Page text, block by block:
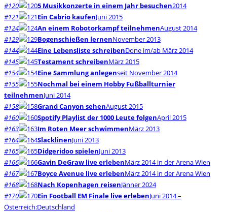
#120
5 Musikkonzerte in einem Jahr besuchen2014
#121
Ein Cabrio kaufenJuni 2015
#124
An einem Robotorkampf teilnehmenAugust 2014
#129
Bogenschießen lernenNovember 2013
#144
Eine Lebensliste schreibenDone im/ab März 2014
#145
Testament schreibenMärz 2015
#154
Eine Sammlung anlegenseit November 2014
#155
Nochmal bei einem Hobby Fußballturnier
teilnehmenJuni 2014
#158
Grand Canyon sehenAugust 2015
#160
Spotify Playlist der 1000 Leute folgenApril 2015
#163
Im Roten Meer schwimmenMärz 2013
#164
SlacklinenJuni 2013
#165
Didgeridoo spielenJuni 2013
#166
Gavin DeGraw live erlebenMärz 2014 in der Arena Wien
#167
Boyce Avenue live erlebenMärz 2014 in der Arena Wien
#168
Nach Kopenhagen reisenJänner 2024
#170
Ein Football EM Finale live erlebenJuni 2014 –
Österreich:Deutschland